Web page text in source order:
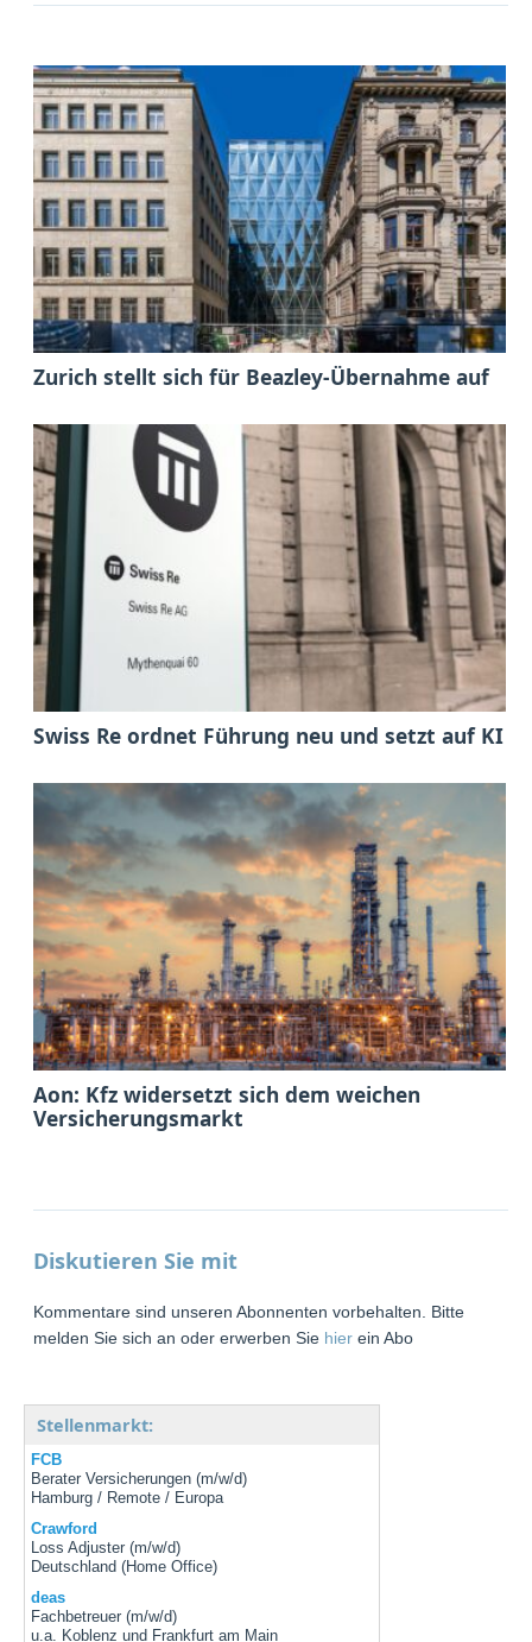
Zurich stellt sich für Beazley-Übernahme auf
Swiss Re ordnet Führung neu und setzt auf KI
Aon: Kfz widersetzt sich dem weichen
Versicherungsmarkt
Diskutieren Sie mit
Kommentare sind unseren Abonnenten vorbehalten. Bitte
melden Sie sich an oder erwerben Sie hier ein Abo
Stellenmarkt:
FCB
Berater Versicherungen (m/w/d)
Hamburg / Remote / Europa
Crawford
Loss Adjuster (m/w/d)
Deutschland (Home Office)
deas
Fachbetreuer (m/w/d)
u.a. Koblenz und Frankfurt am Main